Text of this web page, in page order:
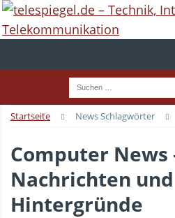
Startseite News Schlagwörter
Computer
Nachrichten und
Hintergründe